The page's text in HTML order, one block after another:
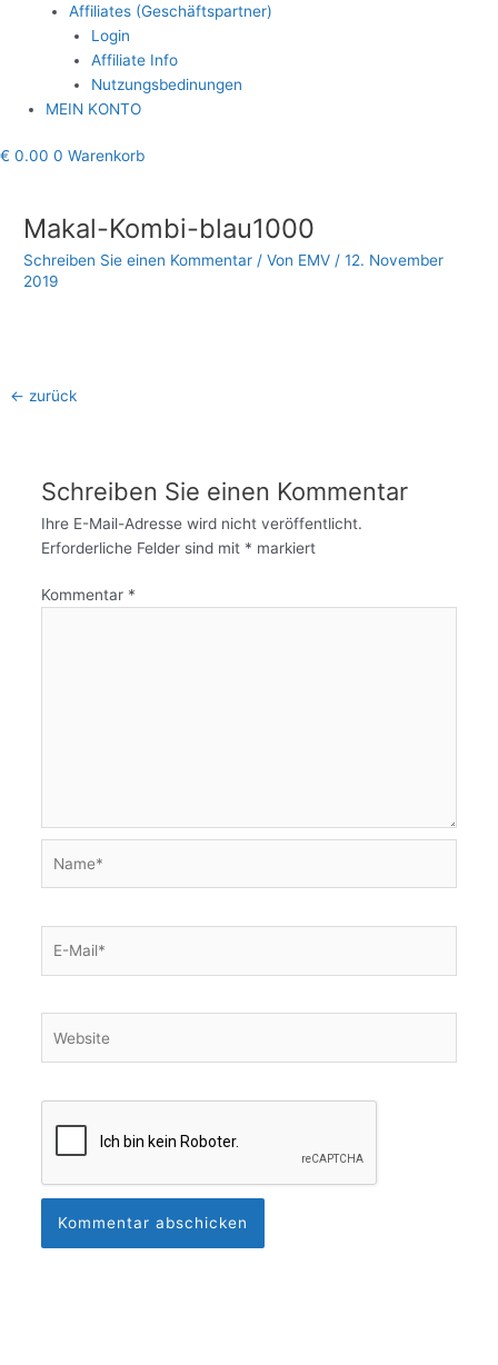
Affiliates (Geschäftspartner)
Login
Affiliate Info
Nutzungsbedinungen
MEIN KONTO
€ 0.00 0 Warenkorb
Makal-Kombi-blau1000
Schreiben Sie einen Kommentar / Von EMV /12. November
2019
← zurück
Schreiben Sie einen Kommentar
Ihre E-Mail-Adresse wird nicht veröffentlicht.
Erforderliche Felder sind mit * markiert
Kommentar *
Mail*